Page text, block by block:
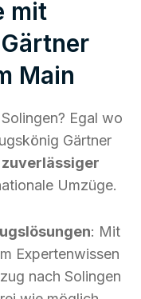
mit
Main
Egal wo
Gärtner
zuverlässiger
Umzüge.
: Mit
Expertenwissen
nach Solingen